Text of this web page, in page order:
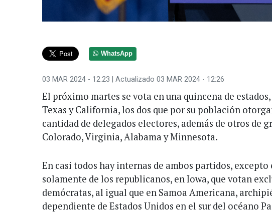
WhatsApp
03 MAR 2024 - 12:23 | Actualizado 03 MAR 2024 - 12:26
El próximo martes se vota en una quincena de
Texas y California, los dos que por su población
cantidad de delegados electores, además de otros de
Colorado, Virginia, Alabama y Minnesota.
En casi todos hay internas de ambos partidos, excepto
solamente de los republicanos, en Iowa, que votan
demócratas, al igual que en Samoa Americana,
dependiente de Estados Unidos en el sur del océano